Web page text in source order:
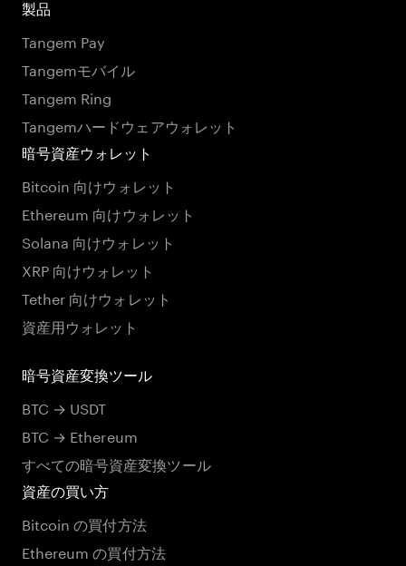
製品
Tangem Pay
Tangemモバイル
Tangem Ring
Tangemハードウェアウォレット
暗号資産ウォレット
Bitcoin 向けウォレット
Ethereum 向けウォレット
Solana 向けウォレット
XRP 向けウォレット
Tether 向けウォレット
資産用ウォレット
暗号資産変換ツール
BTC → USDT
BTC → Ethereum
すべての暗号資産変換ツール
資産の買い方
Bitcoin の買付方法
Ethereum の買付方法